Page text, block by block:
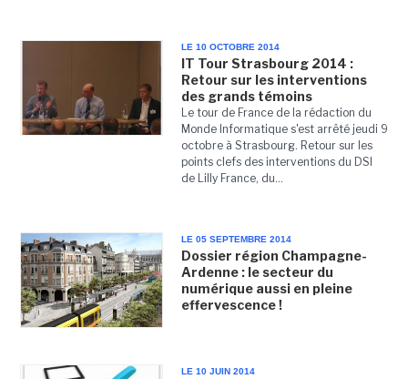
LE 10 OCTOBRE 2014
IT Tour Strasbourg 2014 :
Retour sur les interventions
des grands témoins
Le tour de France de la rédaction du
Monde Informatique s'est arrêté jeudi 9
octobre à Strasbourg. Retour sur les
points clefs des interventions du DSI
de Lilly France, du...
LE 05 SEPTEMBRE 2014
Dossier région Champagne-
Ardenne : le secteur du
numérique aussi en pleine
effervescence !
LE 10 JUIN 2014